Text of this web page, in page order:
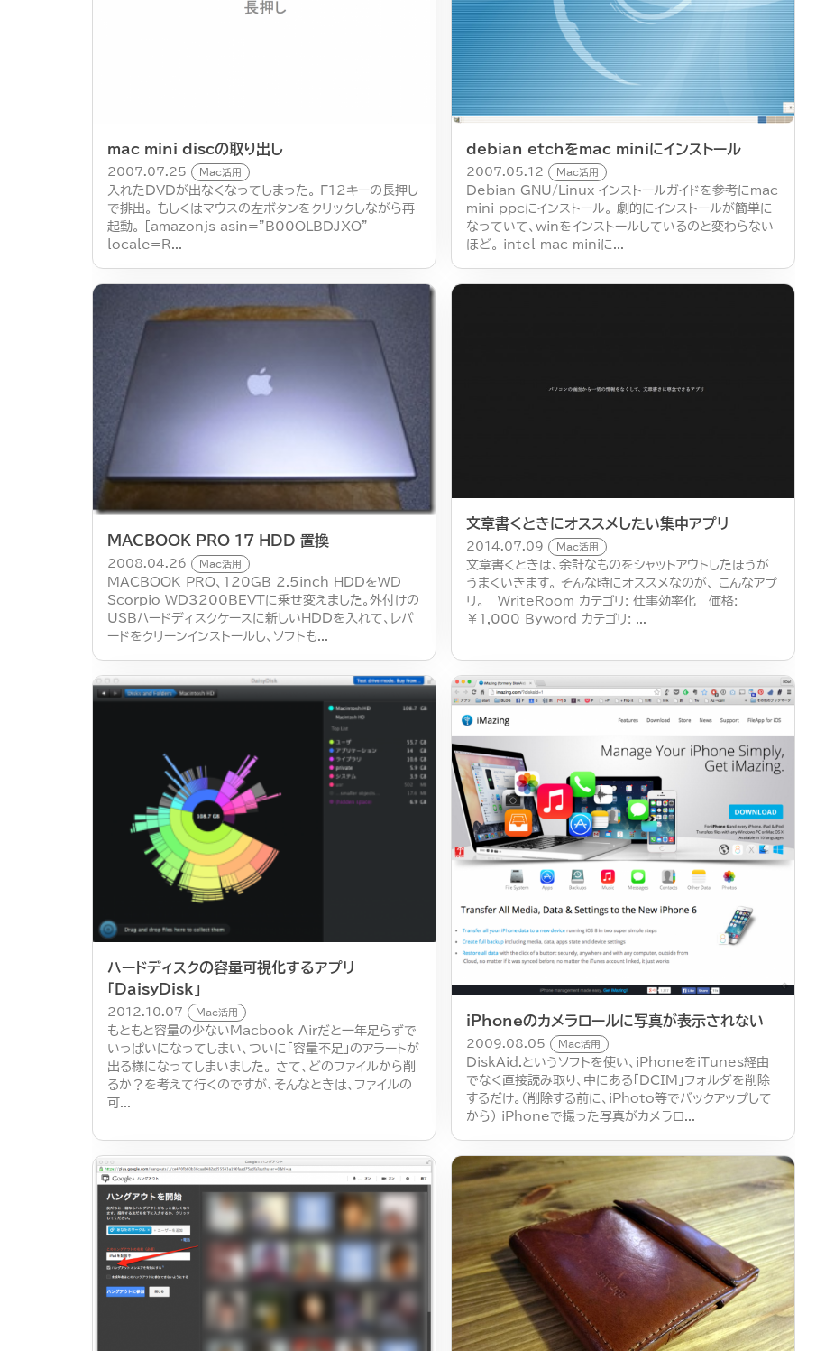
mac mini discの取り出し
2007.07.25 Mac活用
入れたDVDが出なくなってしまった。 F12キーの長押し
で排出。 もしくはマウスの左ボタンをクリックしながら再
起動。 [amazonjs asin=”B00OLBDJXO”
locale=R...
debian etchをmac miniにインストール
2007.05.12 Mac活用
Debian GNU/Linux インストールガイドを参考にmac
mini ppcにインストール。 劇的にインストールが簡単に
なっていて、winをインストールしているのと変わらない
ほど。 intel mac miniに...
MACBOOK PRO 17 HDD 置換
2008.04.26 Mac活用
MACBOOK PRO、120GB 2.5inch HDDをWD
Scorpio WD3200BEVTに乗せ変えました。外付けの
USBハードディスクケースに新しいHDDを入れて、レパ
ードをクリーンインストールし、ソフトも...
文章書くときにオススメしたい集中アプリ
2014.07.09 Mac活用
文章書くときは、余計なものをシャットアウトしたほうが
うまくいきます。 そんな時にオススメなのが、 こんなアプ
リ。 WriteRoom カテゴリ: 仕事効率化 価格:
￥1,000 Byword カテゴリ: ...
ハードディスクの容量可視化するアプリ
「DaisyDisk」
2012.10.07 Mac活用
もともと容量の少ないMacbook Airだと一年足らずで
いっぱいになってしまい、ついに「容量不足」のアラートが
出る様になってしまいました。 さて、どのファイルから削
るか？を考えて行くのですが、そんなときは、ファイルの
可...
iPhoneのカメラロールに写真が表示されない
2009.08.05 Mac活用
DiskAid.というソフトを使い、iPhoneをiTunes経由
でなく直接読み取り、中にある「DCIM」フォルダを削除
するだけ。（削除する前に、iPhoto等でバックアップして
から） iPhoneで撮った写真がカメラロ...